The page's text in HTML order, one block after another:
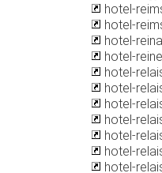
hotel-
hotel-
hotel-
hotel-
hotel-
hotel-
hotel-
hotel-
hotel-
hotel-
hotel-